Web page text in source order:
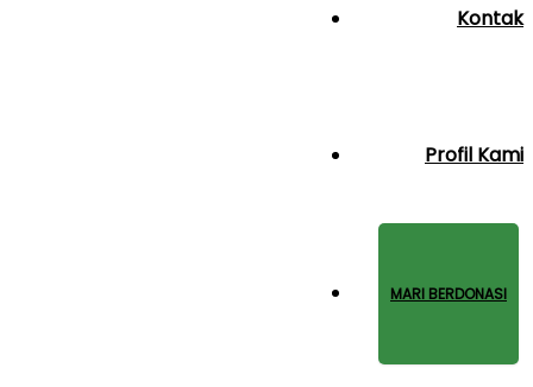
Kontak
Profil Kami
MARI BERDONASI